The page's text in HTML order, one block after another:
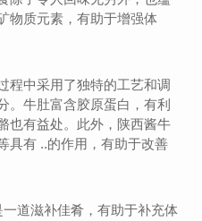
物质元素，有助于增强体
程中采用了独特的工艺和调
。牛肚富含胶原蛋白，有利
也有益处。此外，陕西酱牛
具有 ..的作用，有助于改善
道滋补佳肴，有助于补充体